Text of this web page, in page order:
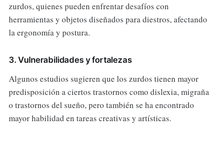
zurdos, quienes pueden enfrentar desafíos con
herramientas y objetos diseñados para diestros, afectando
la ergonomía y postura.
3. Vulnerabilidades y fortalezas
Algunos estudios sugieren que los zurdos tienen mayor
predisposición a ciertos trastornos como dislexia, migraña
o trastornos del sueño, pero también se ha encontrado
mayor habilidad en tareas creativas y artísticas.